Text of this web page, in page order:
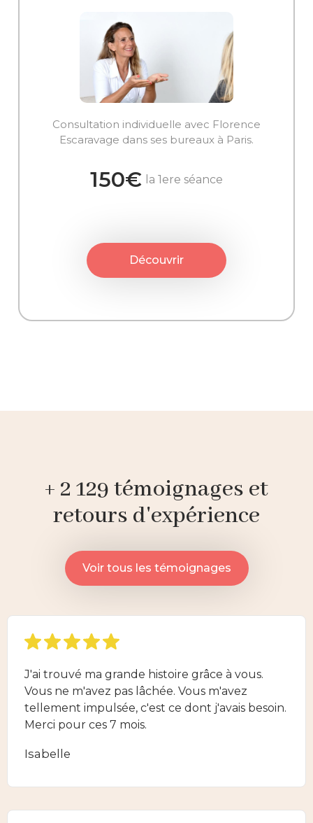
Consultation individuelle avec Florence
Escaravage dans ses bureaux à Paris.
150€ la 1ere séance
Découvrir
+ 2 129 témoignages et
retours d'expérience
Voir tous les témoignages
J'ai trouvé ma grande histoire grâce à vous.
Vous ne m'avez pas lâchée. Vous m'avez
tellement impulsée, c'est ce dont j'avais besoin.
Merci pour ces 7 mois.
Isabelle